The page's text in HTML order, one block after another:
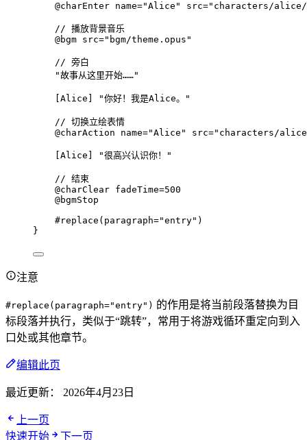
@charEnter name="Alice" src="characters/alice/
// 播放背景音乐
@bgm src="bgm/theme.opus"
// 旁白
"故事从这里开始……"
[Alice ] "你好！我是Alice。"
// 切换立绘表情
@charAction
name="Alice" src="characters/
[Alice ] "很高兴认识你！"
// 结束
@charClear fadeTime=500
@bgmStop
#replace ( paragraph="entry" )
}
注意
#replace(paragraph="entry") 的作用是将当前段落替换为目
标段落并执行，类似于“跳转”，常用于将游戏循环重定向到入
口处或其他章节。
编辑此页
最近更新： 2026年4月23日
上一页
快速开始
下一页